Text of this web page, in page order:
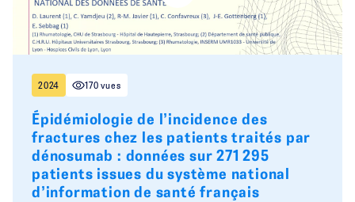
2024 170 vues
Épidémiologie de l’incidence des
fractures chez les patients traités par
dénosumab : données sur 271 295
patients issues du système national
d’information de santé français